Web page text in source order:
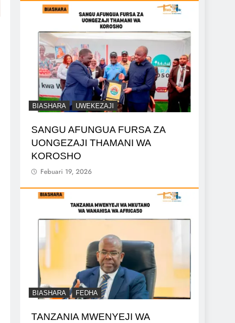
BIASHARA UWEKEZAJI
SANGU AFUNGUA FURSA ZA
UONGEZAJI THAMANI WA
KOROSHO
Febuari 19, 2026
BIASHARA FEDHA
TANZANIA MWENYEJI WA